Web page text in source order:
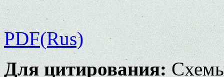
PDF(Rus)
Для цитирования:Схемы